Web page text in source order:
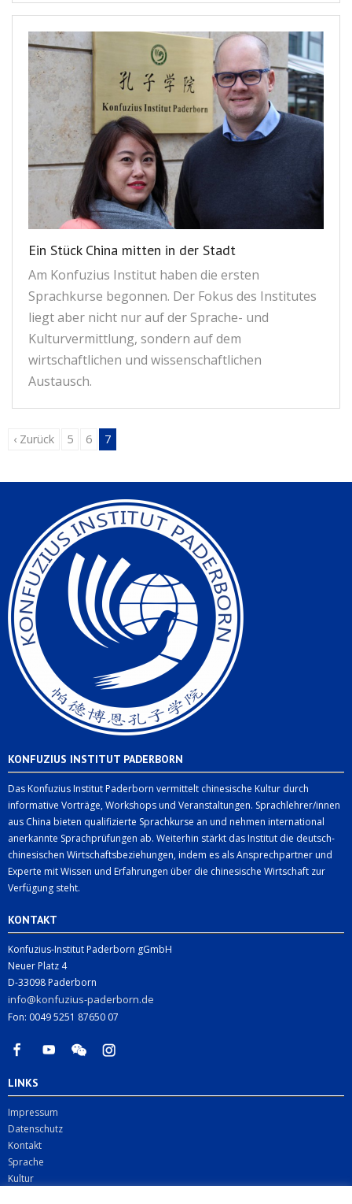
Ein Stück China mitten in der Stadt
Am Konfuzius Institut haben die ersten
Sprachkurse begonnen. Der Fokus des Institutes
liegt aber nicht nur auf der Sprache- und
Kulturvermittlung, sondern auf dem
wirtschaftlichen und wissenschaftlichen
Austausch.
‹ Zurück 5 6 7
KONFUZIUS INSTITUT PADERBORN
Das Konfuzius Institut Paderborn vermittelt chinesische Kultur durch
informative Vorträge, Workshops und Veranstaltungen. Sprachlehrer/innen
aus China bieten qualifizierte Sprachkurse an und nehmen international
anerkannte Sprachprüfungen ab. Weiterhin stärkt das Institut die deutsch-
chinesischen Wirtschaftsbeziehungen, indem es als Ansprechpartner und
Experte mit Wissen und Erfahrungen über die chinesische Wirtschaft zur
Verfügung steht.
KONTAKT
Konfuzius-Institut Paderborn gGmbH
Neuer Platz 4
D-33098 Paderborn
info@konfuzius-paderborn.de
Fon: 0049 5251 87650 07
LINKS
Impressum
Datenschutz
Kontakt
Sprache
Kultur